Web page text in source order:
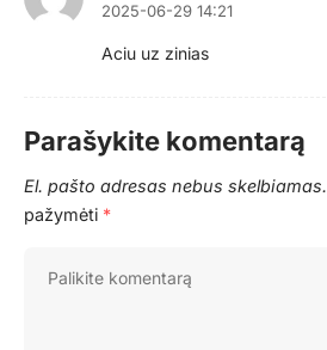
2025-06-29 14:21
Aciu uz zinias
Parašykite komentarą
El. pašto adresas nebus skelbiamas.
pažymėti *